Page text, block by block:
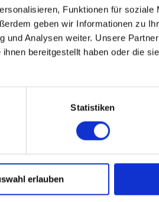
Funktionen für soziale
geben wir Informationen zu
Analysen weiter. Unsere
bereitgestellt haben oder die
Statistiken
erlauben
Der
über
unterzieht